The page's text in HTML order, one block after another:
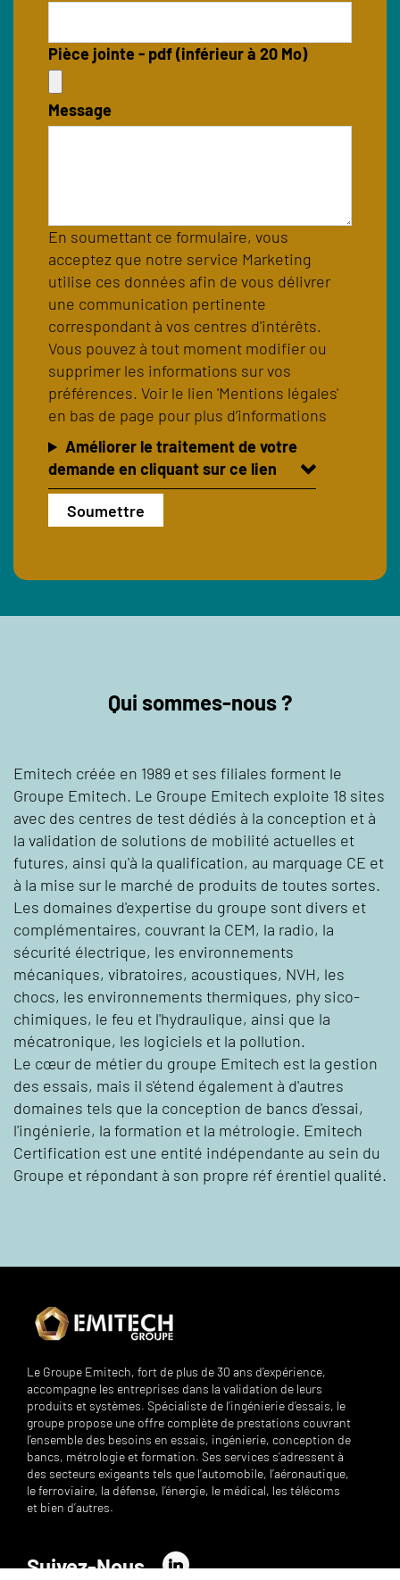
Pièce jointe - pdf (inférieur à 20 Mo)
Message
En soumettant ce formulaire, vous
acceptez que notre service Marketing
utilise ces données afin de vous délivrer
une communication pertinente
correspondant à vos centres d'intérêts.
Vous pouvez à tout moment modifier ou
supprimer les informations sur vos
préférences. Voir le lien 'Mentions légales'
en bas de page pour plus d’informations
Améliorer le traitement de votre
demande en cliquant sur ce lien
Qui sommes-nous ?
Emitech créée en 1989 et ses filiales forment le
Groupe Emitech. Le Groupe Emitech exploite 18 sites
avec des centres de test dédiés à la conception et à
la validation de solutions de mobilité actuelles et
futures, ainsi qu'à la qualification, au marquage CE et
à la mise sur le marché de produits de toutes sortes.
Les domaines d'expertise du groupe sont divers et
complémentaires, couvrant la CEM, la radio, la
sécurité électrique, les environnements
mécaniques, vibratoires, acoustiques, NVH, les
chocs, les environnements thermiques, phy sico-
chimiques, le feu et l'hydraulique, ainsi que la
mécatronique, les logiciels et la pollution.
Le cœur de métier du groupe Emitech est la gestion
des essais, mais il s'étend également à d'autres
domaines tels que la conception de bancs d'essai,
l'ingénierie, la formation et la métrologie. Emitech
Certification est une entité indépendante au sein du
Groupe et répondant à son propre réf érentiel qualité.
Le Groupe Emitech, fort de plus de 30 ans d’expérience,
accompagne les entreprises dans la validation de leurs
produits et systèmes. Spécialiste de l’ingénierie d’essais, le
groupe propose une offre complète de prestations couvrant
l’ensemble des besoins en essais, ingénierie, conception de
bancs, métrologie et formation. Ses services s’adressent à
des secteurs exigeants tels que l’automobile, l’aéronautique,
le ferroviaire, la défense, l’énergie, le médical, les télécoms
et bien d’autres.
Suivez-Nous LinkedIn